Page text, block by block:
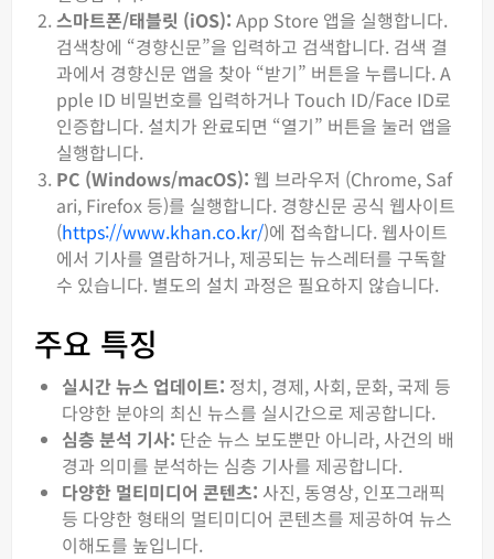
스마트폰/태블릿 (iOS): App Store 앱을 실행합니다.
검색창에 “경향신문”을 입력하고 검색합니다. 검색 결
과에서 경향신문 앱을 찾아 “받기” 버튼을 누릅니다. A
pple ID 비밀번호를 입력하거나 Touch ID/Face ID로
인증합니다. 설치가 완료되면 “열기” 버튼을 눌러 앱을
실행합니다.
PC (Windows/macOS): 웹 브라우저 (Chrome, Saf
ari, Firefox 등)를 실행합니다. 경향신문 공식 웹사이트
(https://www.khan.co.kr/)에 접속합니다. 웹사이트
에서 기사를 열람하거나, 제공되는 뉴스레터를 구독할
수 있습니다. 별도의 설치 과정은 필요하지 않습니다.
주요 특징
실시간 뉴스 업데이트: 정치, 경제, 사회, 문화, 국제 등
다양한 분야의 최신 뉴스를 실시간으로 제공합니다.
심층 분석 기사: 단순 뉴스 보도뿐만 아니라, 사건의 배
경과 의미를 분석하는 심층 기사를 제공합니다.
다양한 멀티미디어 콘텐츠: 사진, 동영상, 인포그래픽
등 다양한 형태의 멀티미디어 콘텐츠를 제공하여 뉴스
이해도를 높입니다.